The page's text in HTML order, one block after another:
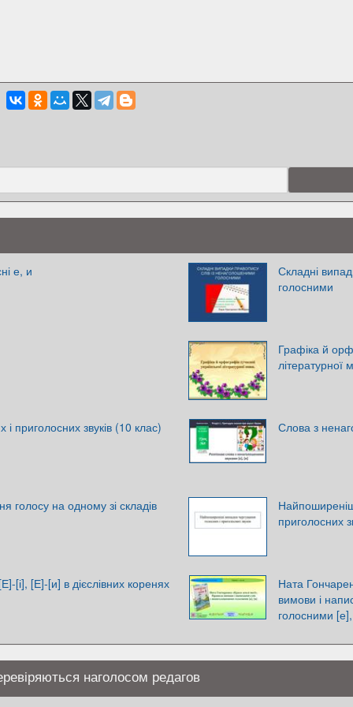
е, и
Складні
голосними
Графіка й
літературної
і приголосних звуків (10 клас) Слова з
голосу на одному зі складів
приголосних
[і], [Е]-[и] в дієслівних коренях
Ната
вимови і
голосними
наголосом редагов